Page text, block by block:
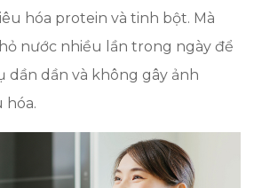
hóa protein và tinh bột. Mà
nước nhiều lần trong ngày để
dần dần và không gây ảnh
hóa.